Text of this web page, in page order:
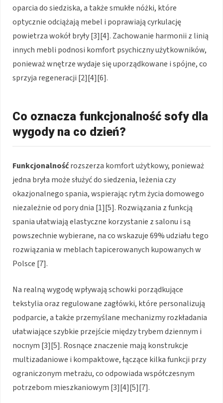
oparcia do siedziska, a także smukłe nóżki, które
optycznie odciążają mebel i poprawiają cyrkulację
powietrza wokół bryły [3][4]. Zachowanie harmonii z linią
innych mebli podnosi komfort psychiczny użytkowników,
ponieważ wnętrze wydaje się uporządkowane i spójne, co
sprzyja regeneracji [2][4][6].
Co oznacza funkcjonalność sofy dla
wygody na co dzień?
Funkcjonalnośćrozszerza komfort użytkowy, ponieważ
jedna bryła może służyć do siedzenia, leżenia czy
okazjonalnego spania, wspierając rytm życia domowego
niezależnie od pory dnia [1][5]. Rozwiązania z funkcją
spania ułatwiają elastyczne korzystanie z salonu i są
powszechnie wybierane, na co wskazuje 69% udziału tego
rozwiązania w meblach tapicerowanych kupowanych w
Polsce [7].
Na realną wygodę wpływają schowki porządkujące
tekstylia oraz regulowane zagłówki, które personalizują
podparcie, a także przemyślane mechanizmy rozkładania
ułatwiające szybkie przejście między trybem dziennym i
nocnym [3][5]. Rosnące znaczenie mają konstrukcje
multizadaniowe i kompaktowe, łączące kilka funkcji przy
ograniczonym metrażu, co odpowiada współczesnym
potrzebom mieszkaniowym [3][4][5][7].